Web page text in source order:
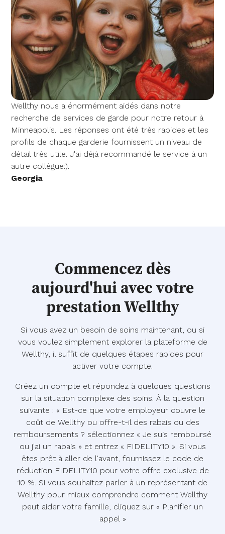
Wellthy nous a énormément aidés dans notre
recherche de services de garde pour notre retour à
Minneapolis. Les réponses ont été très rapides et les
profils de chaque garderie fournissent un niveau de
détail très utile. J'ai déjà recommandé le service à un
autre collègue:).
Georgia
Commencez dès
aujourd'hui avec votre
prestation Wellthy
Si vous avez un besoin de soins maintenant, ou si
vous voulez simplement explorer la plateforme de
Wellthy, il suffit de quelques étapes rapides pour
activer votre compte.
Créez un compte et répondez à quelques questions
sur la situation complexe des soins. À la question
suivante : « Est-ce que votre employeur couvre le
coût de Wellthy ou offre-t-il des rabais ou des
remboursements ? sélectionnez « Je suis remboursé
ou j'ai un rabais » et entrez « FIDELITY10 ». Si vous
êtes prêt à aller de l'avant, fournissez le code de
réduction FIDELITY10 pour votre offre exclusive de
10 %. Si vous souhaitez parler à un représentant de
Wellthy pour mieux comprendre comment Wellthy
peut aider votre famille, cliquez sur « Planifier un
appel »